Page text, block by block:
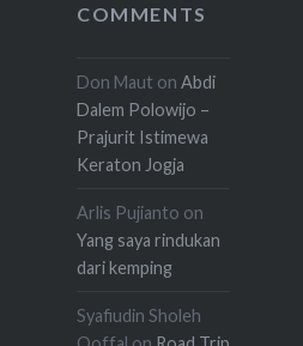
COMMENTS
Don Maut on Abdi
Dalem Polowijo –
Prajurit Istimewa
Keraton Jogja
Arlis Pujianto on
Yang saya rindukan
dari kemping
Syafiudin Sholeh